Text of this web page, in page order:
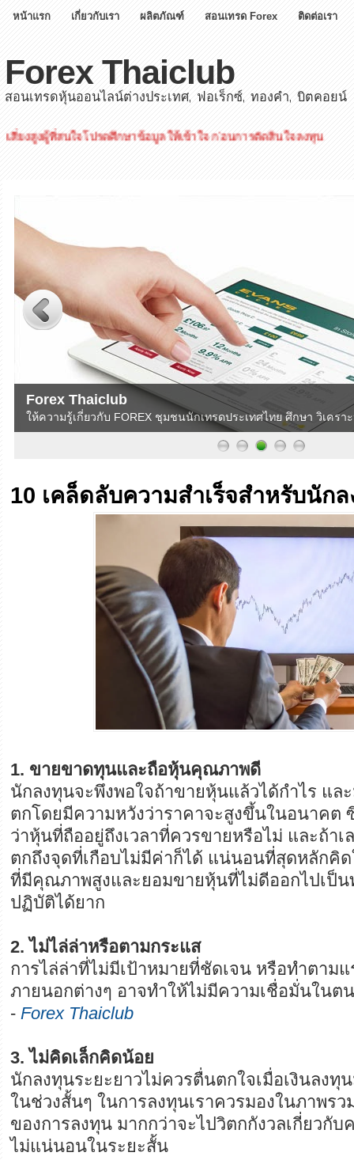
หน้าแรก เกี่ยวกับเรา ผลิตภัณฑ์ สอนเทรด Forex ติดต่อเรา
Forex Thaiclub
สอนเทรดหุ้นออนไลน์ต่างประเทศ, ฟอเร็กซ์, ทองคำ, บิตคอยน์
นใจโปรดศึกษาข้อมูลให้เข้าใจ ก่อนการตัดสินใจลงทุน
Forex Thaiclub
ให้ความรู้เกี่ยวกับ FOREX ชุมชนนักเทรดประเทศไทย ศึกษา วิเคร
10 เคล็ดลับความสำเร็จสำหรับนัก
1. ขายขาดทุนและถือหุ้นคุณภาพดี
นักลงทุนจะพึงพอใจถ้าขายหุ้นแล้วได้กำไร แล
ตกโดยมีความหวังว่าราคาจะสูงขึ้นในอนาคต
ว่าหุ้นที่ถืออยู่ถึงเวลาที่ควรขายหรือไม่ และถ้าเ
ตกถึงจุดที่เกือบไม่มีค่าก็ได้ แน่นอนที่สุดหลักคิ
ที่มีคุณภาพสูงและยอมขายหุ้นที่ไม่ดีออกไปเป็
ปฏิบัติได้ยาก
2. ไม่ไล่ล่าหรือตามกระแส
การไล่ล่าที่ไม่มีเป้าหมายที่ชัดเจน หรือทำตาม
ภายนอกต่างๆ อาจทำให้ไม่มีความเชื่อมั่นในต
- Forex Thaiclub
3. ไม่คิดเล็กคิดน้อย
นักลงทุนระยะยาวไม่ควรตื่นตกใจเมื่อเงินลงทุ
ในช่วงสั้นๆ ในการลงทุนเราควรมองในภาพร
ของการลงทุน มากกว่าจะไปวิตกกังวลเกี่ยวกั
ไม่แน่นอนในระยะสั้น